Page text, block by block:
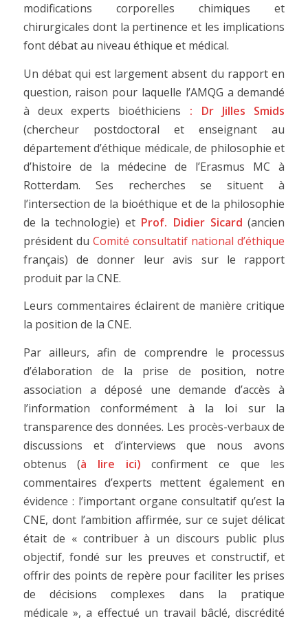
modifications corporelles chimiques et
chirurgicales dont la pertinence et les implications
font débat au niveau éthique et médical.
Un débat qui est largement absent du rapport en
question, raison pour laquelle l’AMQG a demandé
à deux experts bioéthiciens : Dr Jilles Smids
(chercheur postdoctoral et enseignant au
département d’éthique médicale, de philosophie et
d’histoire de la médecine de l’Erasmus MC à
Rotterdam. Ses recherches se situent à
l’intersection de la bioéthique et de la philosophie
de la technologie) et Prof. Didier Sicard (ancien
président du Comité consultatif national d’éthique
français) de donner leur avis sur le rapport
produit par la CNE.
Leurs commentaires éclairent de manière critique
la position de la CNE.
Par ailleurs, afin de comprendre le processus
d’élaboration de la prise de position, notre
association a déposé une demande d’accès à
l’information conformément à la loi sur la
transparence des données. Les procès-verbaux de
discussions et d’interviews que nous avons
obtenus (à lire ici) confirment ce que les
commentaires d’experts mettent également en
évidence : l’important organe consultatif qu’est la
CNE, dont l’ambition affirmée, sur ce sujet délicat
était de « contribuer à un discours public plus
objectif, fondé sur les preuves et constructif, et
offrir des points de repère pour faciliter les prises
de décisions complexes dans la pratique
médicale », a effectué un travail bâclé, discrédité